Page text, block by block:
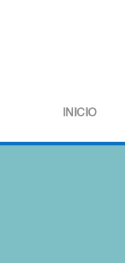
INICIO